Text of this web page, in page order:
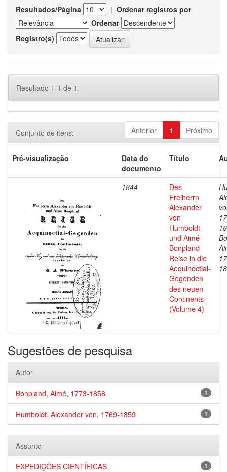
Resultados/Página | Ordenar registros por
Ordenar
Registro(s)
Resultado 1-1 de 1.
Anterior 1 Próximo
Conjunto de itens:
Pré-visualização
Data do
documento
Título
1844
Des
Freiherrn
Alexander
von
Humboldt
und Aimé
Bonpland
Reise in die
Aequinoctial-
Gegenden
des neuen
Continents
(Volume 4)
Sugestões de pesquisa
Autor
1
Bonpland, Aimé, 1773-1858
1
Humboldt, Alexander von, 1769-1859
Assunto
1
EXPEDIÇÕES CIENTÍFICAS